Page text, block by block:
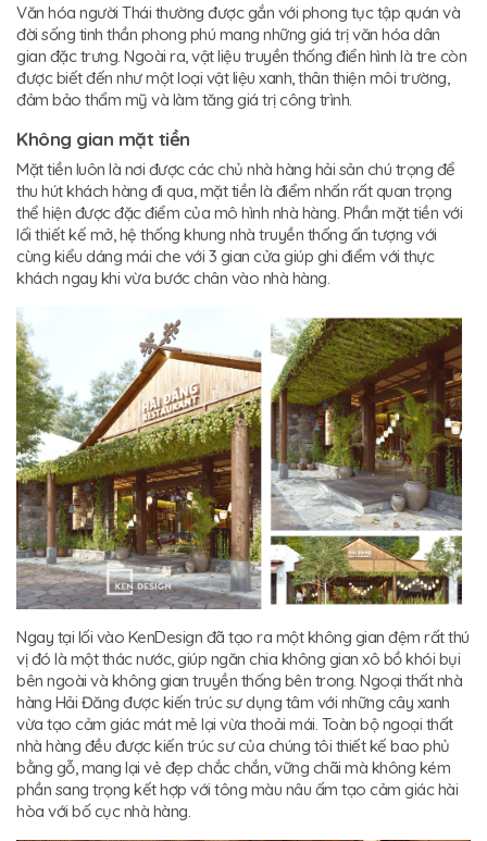
Văn hóa người Thái thường được gắn với phong tục tập quán và
đời sống tinh thần phong phú mang những giá trị văn hóa dân
gian đặc trưng. Ngoài ra, vật liệu truyền thống điển hình là tre còn
được biết đến như một loại vật liệu xanh, thân thiện môi trường,
đảm bảo thẩm mỹ và làm tăng giá trị công trình.
Không gian mặt tiền
Mặt tiền luôn là nơi được các chủ nhà hàng hải sản chú trọng để
thu hút khách hàng đi qua, mặt tiền là điểm nhấn rất quan trọng
thể hiện được đặc điểm của mô hình nhà hàng. Phần mặt tiền với
lối thiết kế mở, hệ thống khung nhà truyền thống ấn tượng với
cùng kiểu dáng mái che với 3 gian cửa giúp ghi điểm với thực
khách ngay khi vừa bước chân vào nhà hàng.
Ngay tại lối vào KenDesign đã tạo ra một không gian đệm rất thú
vị đó là một thác nước, giúp ngăn chia không gian xô bồ khói bụi
bên ngoài và không gian truyền thống bên trong. Ngoại thất nhà
hàng Hải Đăng được kiến trúc sư dụng tâm với những cây xanh
vừa tạo cảm giác mát mẻ lại vừa thoải mái. Toàn bộ ngoại thất
nhà hàng đều được kiến trúc sư của chúng tôi thiết kế bao phủ
bằng gỗ, mang lại vẻ đẹp chắc chắn, vững chãi mà không kém
phần sang trọng kết hợp với tông màu nâu ấm tạo cảm giác hài
hòa với bố cục nhà hàng.